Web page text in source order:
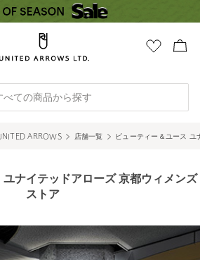
べての商品から探す
ARROWS 店舗一覧 ビューティー＆ユース
ユナイテッドアローズ 京都ウィメンズ
ストア